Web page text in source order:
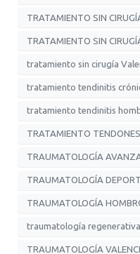
TRATAMIENTO SIN
TRATAMIENTO SIN
tratamiento sin cirugía
tratamiento tendinitis
tratamiento tendinitis
TRATAMIENTO
TRAUMATOLOGÍA
TRAUMATOLOGÍA
TRAUMATOLOGÍA
traumatología
TRAUMATOLOGÍA